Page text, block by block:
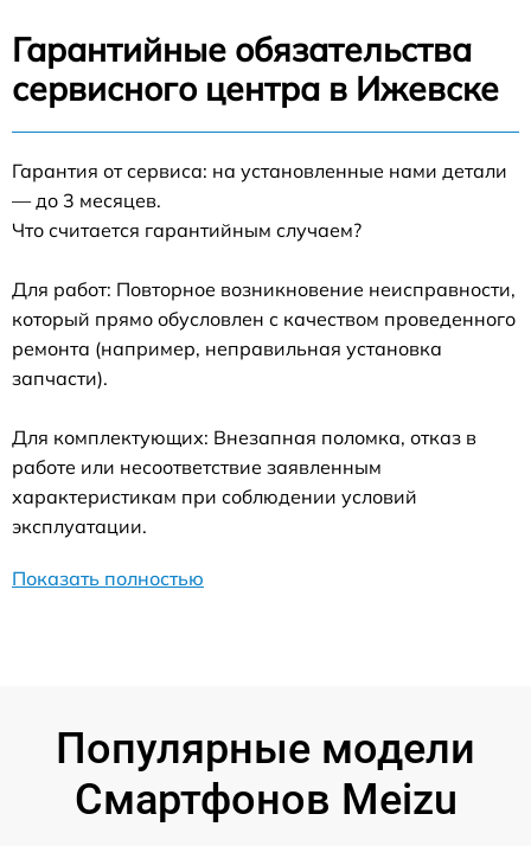
Гарантийные обязательства
сервисного центра в Ижевске
Гарантия от сервиса: на установленные нами детали
— до 3 месяцев.
Что считается гарантийным случаем?
Для работ: Повторное возникновение неисправности,
который прямо обусловлен с качеством проведенного
ремонта (например, неправильная установка
запчасти).
Для комплектующих: Внезапная поломка, отказ в
работе или несоответствие заявленным
характеристикам при соблюдении условий
эксплуатации.
Показать полностью
Популярные модели
Смартфонов Meizu